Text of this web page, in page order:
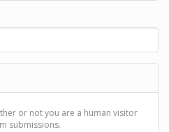
or not you are a human visitor
submissions.